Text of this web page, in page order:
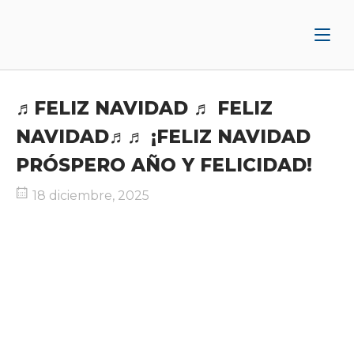
♬FELIZ NAVIDAD ♬ FELIZ
NAVIDAD♬♬ ¡FELIZ NAVIDAD
PRÓSPERO AÑO Y FELICIDAD!
18 diciembre, 2025